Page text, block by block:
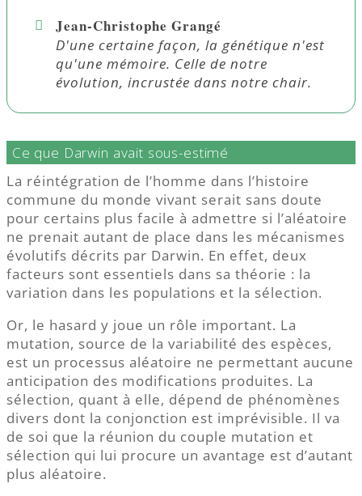
Jean-Christophe Grangé
D'une certaine façon, la génétique n'est
qu'une mémoire. Celle de notre
évolution, incrustée dans notre chair.
Ce que Darwin avait sous-estimé
La réintégration de l’homme dans l’histoire
commune du monde vivant serait sans doute
pour certains plus facile à admettre si l’aléatoire
ne prenait autant de place dans les mécanismes
évolutifs décrits par Darwin. En effet, deux
facteurs sont essentiels dans sa théorie : la
variation dans les populations et la sélection.
Or, le hasard y joue un rôle important. La
mutation, source de la variabilité des espèces,
est un processus aléatoire ne permettant aucune
anticipation des modifications produites. La
sélection, quant à elle, dépend de phénomènes
divers dont la conjonction est imprévisible. Il va
de soi que la réunion du couple mutation et
sélection qui lui procure un avantage est d’autant
plus aléatoire.